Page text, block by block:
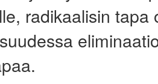
radikaalisin